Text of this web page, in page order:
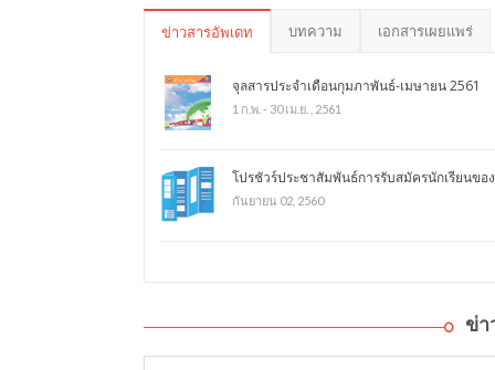
ข่าวสารอัพเดท บทความ เอกสารเผยแพร่
จุลสารประจำเดือนกุมภาพันธ์-เมษายน 2561
1 ก.พ. - 30 เม.ย. , 2561
โปรชัวร์ประชาสัมพันธ์การรับสมัครนักเรียนขอ
กันยายน 02, 2560
ข่า